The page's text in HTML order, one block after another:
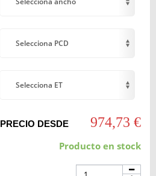
Selecciona PCD
Selecciona ET
PRECIO DESDE 974,73 €
Producto en stock